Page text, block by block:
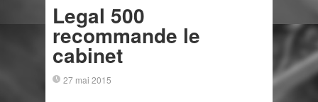
Legal 500
recommande le
cabinet
27 mai 2015